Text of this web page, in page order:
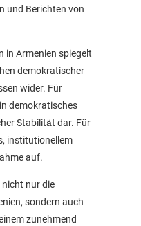
und Berichten von
in Armenien spiegelt
demokratischer
wider. Für
demokratisches
Stabilität dar. Für
institutionellem
auf.
nur die
sondern auch
zunehmend